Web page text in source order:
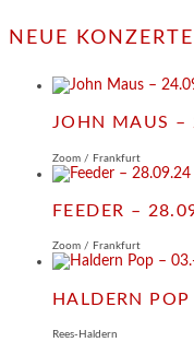
NEUE KONZERTE
JOHN MAUS –
Zoom / Frankfurt
FEEDER –
Zoom / Frankfurt
HALDERN
Rees-Haldern